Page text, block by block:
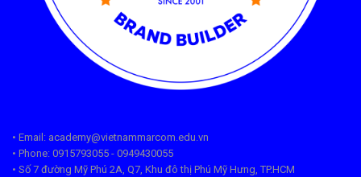
• Email: academy@vietnammarcom.edu.vn
• Phone: 0915793055 - 0949430055
• Số 7 đường Mỹ Phú 2A, Q7, Khu đô thị Phú Mỹ Hưng, TP.HCM